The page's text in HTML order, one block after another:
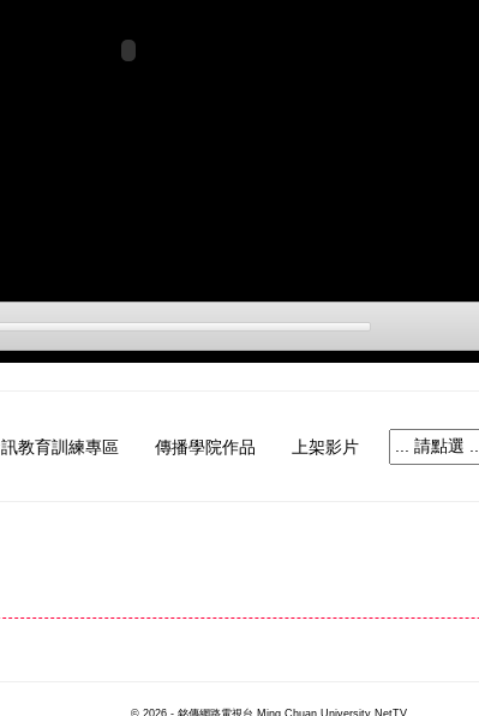
教育訓練專區 傳播學院作品 上架影片
© 2026 - 銘傳網路電視台 Ming Chuan University NetTV